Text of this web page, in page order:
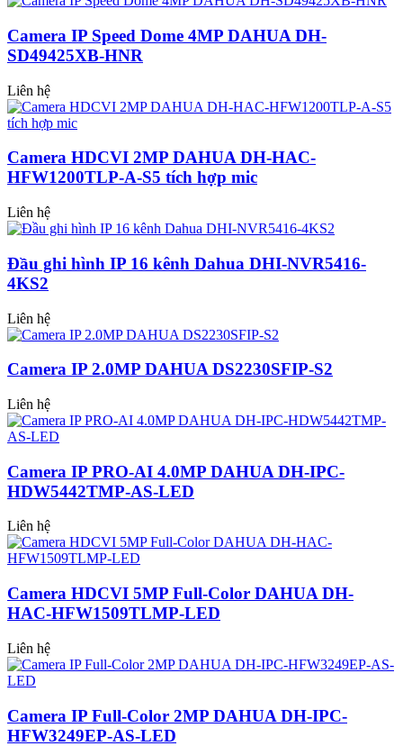
Camera IP Speed Dome 4MP DAHUA DH-
SD49425XB-HNR
Liên hệ
Camera HDCVI 2MP DAHUA DH-HAC-
HFW1200TLP-A-S5 tích hợp mic
Liên hệ
Đầu ghi hình IP 16 kênh Dahua DHI-NVR5416-
4KS2
Liên hệ
Camera IP 2.0MP DAHUA DS2230SFIP-S2
Liên hệ
Camera IP PRO-AI 4.0MP DAHUA DH-IPC-
HDW5442TMP-AS-LED
Liên hệ
Camera HDCVI 5MP Full-Color DAHUA DH-
HAC-HFW1509TLMP-LED
Liên hệ
Camera IP Full-Color 2MP DAHUA DH-IPC-
HFW3249EP-AS-LED